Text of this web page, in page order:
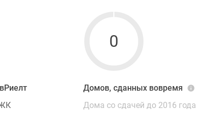
0
Домов, сданных вовремя
Дома со сдачей до 2016 года